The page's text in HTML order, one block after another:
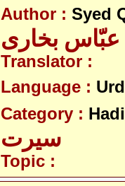
Author : Syed
بخاری
Translator :
Language :
Category :
سیرت
Topic :